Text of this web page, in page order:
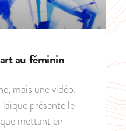
au féminin
mais une vidéo.
présente le
mettant en